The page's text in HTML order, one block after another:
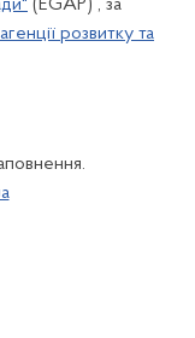
(EGAP) , за
розвитку та